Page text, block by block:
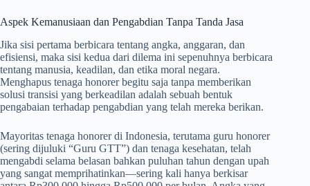
Aspek Kemanusiaan dan Pengabdian Tanpa Tanda Jasa
Jika sisi pertama berbicara tentang angka, anggaran, dan
efisiensi, maka sisi kedua dari dilema ini sepenuhnya berbicara
tentang manusia, keadilan, dan etika moral negara.
Menghapus tenaga honorer begitu saja tanpa memberikan
solusi transisi yang berkeadilan adalah sebuah bentuk
pengabaian terhadap pengabdian yang telah mereka berikan.
Mayoritas tenaga honorer di Indonesia, terutama guru honorer
(sering dijuluki “Guru GTT”) dan tenaga kesehatan, telah
mengabdi selama belasan bahkan puluhan tahun dengan upah
yang sangat memprihatinkan—sering kali hanya berkisar